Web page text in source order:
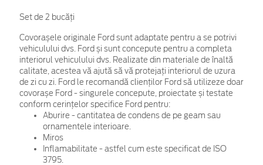
Set de 2 bucăţi
Covorașele originale Ford sunt adaptate pentru a se potrivi
vehiculului dvs. Ford și sunt concepute pentru a completa
interiorul vehiculului dvs. Realizate din materiale de înaltă
calitate, acestea vă ajută să vă protejați interiorul de uzura
de zi cu zi. Ford le recomandă clienților Ford să utilizeze doar
covorașe Ford - singurele concepute, proiectate și testate
conform cerințelor specifice Ford pentru:
Aburire - cantitatea de condens de pe geam sau
ornamentele interioare.
Miros
Inflamabilitate - astfel cum este specificat de ISO
3795.